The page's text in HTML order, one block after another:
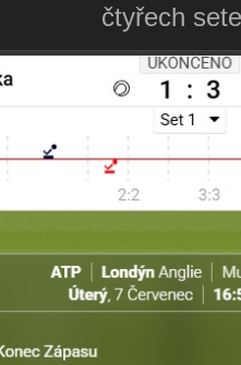
čtyřech